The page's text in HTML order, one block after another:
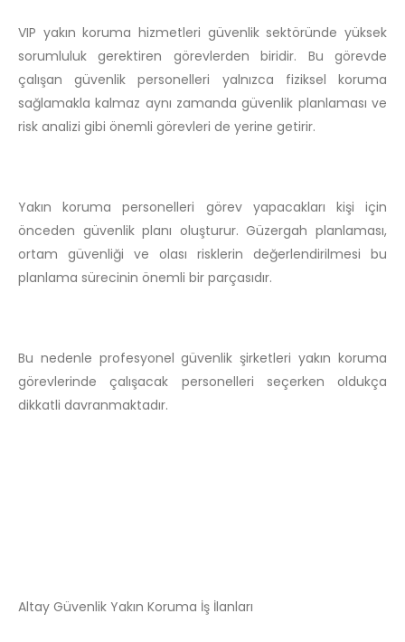
VIP yakın koruma hizmetleri güvenlik sektöründe yüksek
sorumluluk gerektiren görevlerden biridir. Bu görevde
çalışan güvenlik personelleri yalnızca fiziksel koruma
sağlamakla kalmaz aynı zamanda güvenlik planlaması ve
risk analizi gibi önemli görevleri de yerine getirir.
Yakın koruma personelleri görev yapacakları kişi için
önceden güvenlik planı oluşturur. Güzergah planlaması,
ortam güvenliği ve olası risklerin değerlendirilmesi bu
planlama sürecinin önemli bir parçasıdır.
Bu nedenle profesyonel güvenlik şirketleri yakın koruma
görevlerinde çalışacak personelleri seçerken oldukça
dikkatli davranmaktadır.
Altay Güvenlik Yakın Koruma İş İlanları